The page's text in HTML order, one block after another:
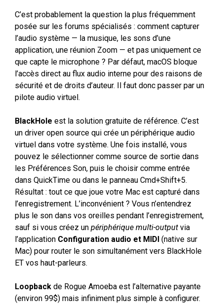
C’est probablement la question la plus fréquemment
posée sur les forums spécialisés : comment capturer
l’audio système — la musique, les sons d’une
application, une réunion Zoom — et pas uniquement ce
que capte le microphone ? Par défaut, macOS bloque
l’accès direct au flux audio interne pour des raisons de
sécurité et de droits d’auteur. Il faut donc passer par un
pilote audio virtuel.
BlackHole est la solution gratuite de référence. C’est
un driver open source qui crée un périphérique audio
virtuel dans votre système. Une fois installé, vous
pouvez le sélectionner comme source de sortie dans
les Préférences Son, puis le choisir comme entrée
dans QuickTime ou dans le panneau Cmd+Shift+5.
Résultat : tout ce que joue votre Mac est capturé dans
l’enregistrement. L’inconvénient ? Vous n’entendrez
plus le son dans vos oreilles pendant l’enregistrement,
sauf si vous créez un périphérique multi-output via
l’application Configuration audio et MIDI (native sur
Mac) pour router le son simultanément vers BlackHole
ET vos haut-parleurs.
Loopback de Rogue Amoeba est l’alternative payante
(environ 99$) mais infiniment plus simple à configurer.